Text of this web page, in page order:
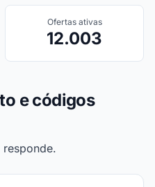
Ofertas ativas
12.003
e códigos